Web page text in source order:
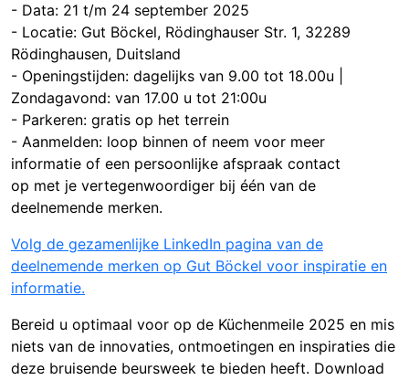
- Data: 21 t/m 24 september 2025
- Locatie: Gut Böckel, Rödinghauser Str. 1, 32289
Rödinghausen, Duitsland
- Openingstijden: dagelijks van 9.00 tot 18.00u |
Zondagavond: van 17.00 u tot 21:00u
- Parkeren: gratis op het terrein
- Aanmelden: loop binnen of neem voor meer
informatie of een persoonlijke afspraak contact
op met je vertegenwoordiger bij één van de
deelnemende merken.
Volg de gezamenlijke LinkedIn pagina van de
deelnemende merken op Gut Böckel voor inspiratie en
informatie.
Bereid u optimaal voor op de Küchenmeile 2025 en mis
niets van de innovaties, ontmoetingen en inspiraties die
deze bruisende beursweek te bieden heeft. Download